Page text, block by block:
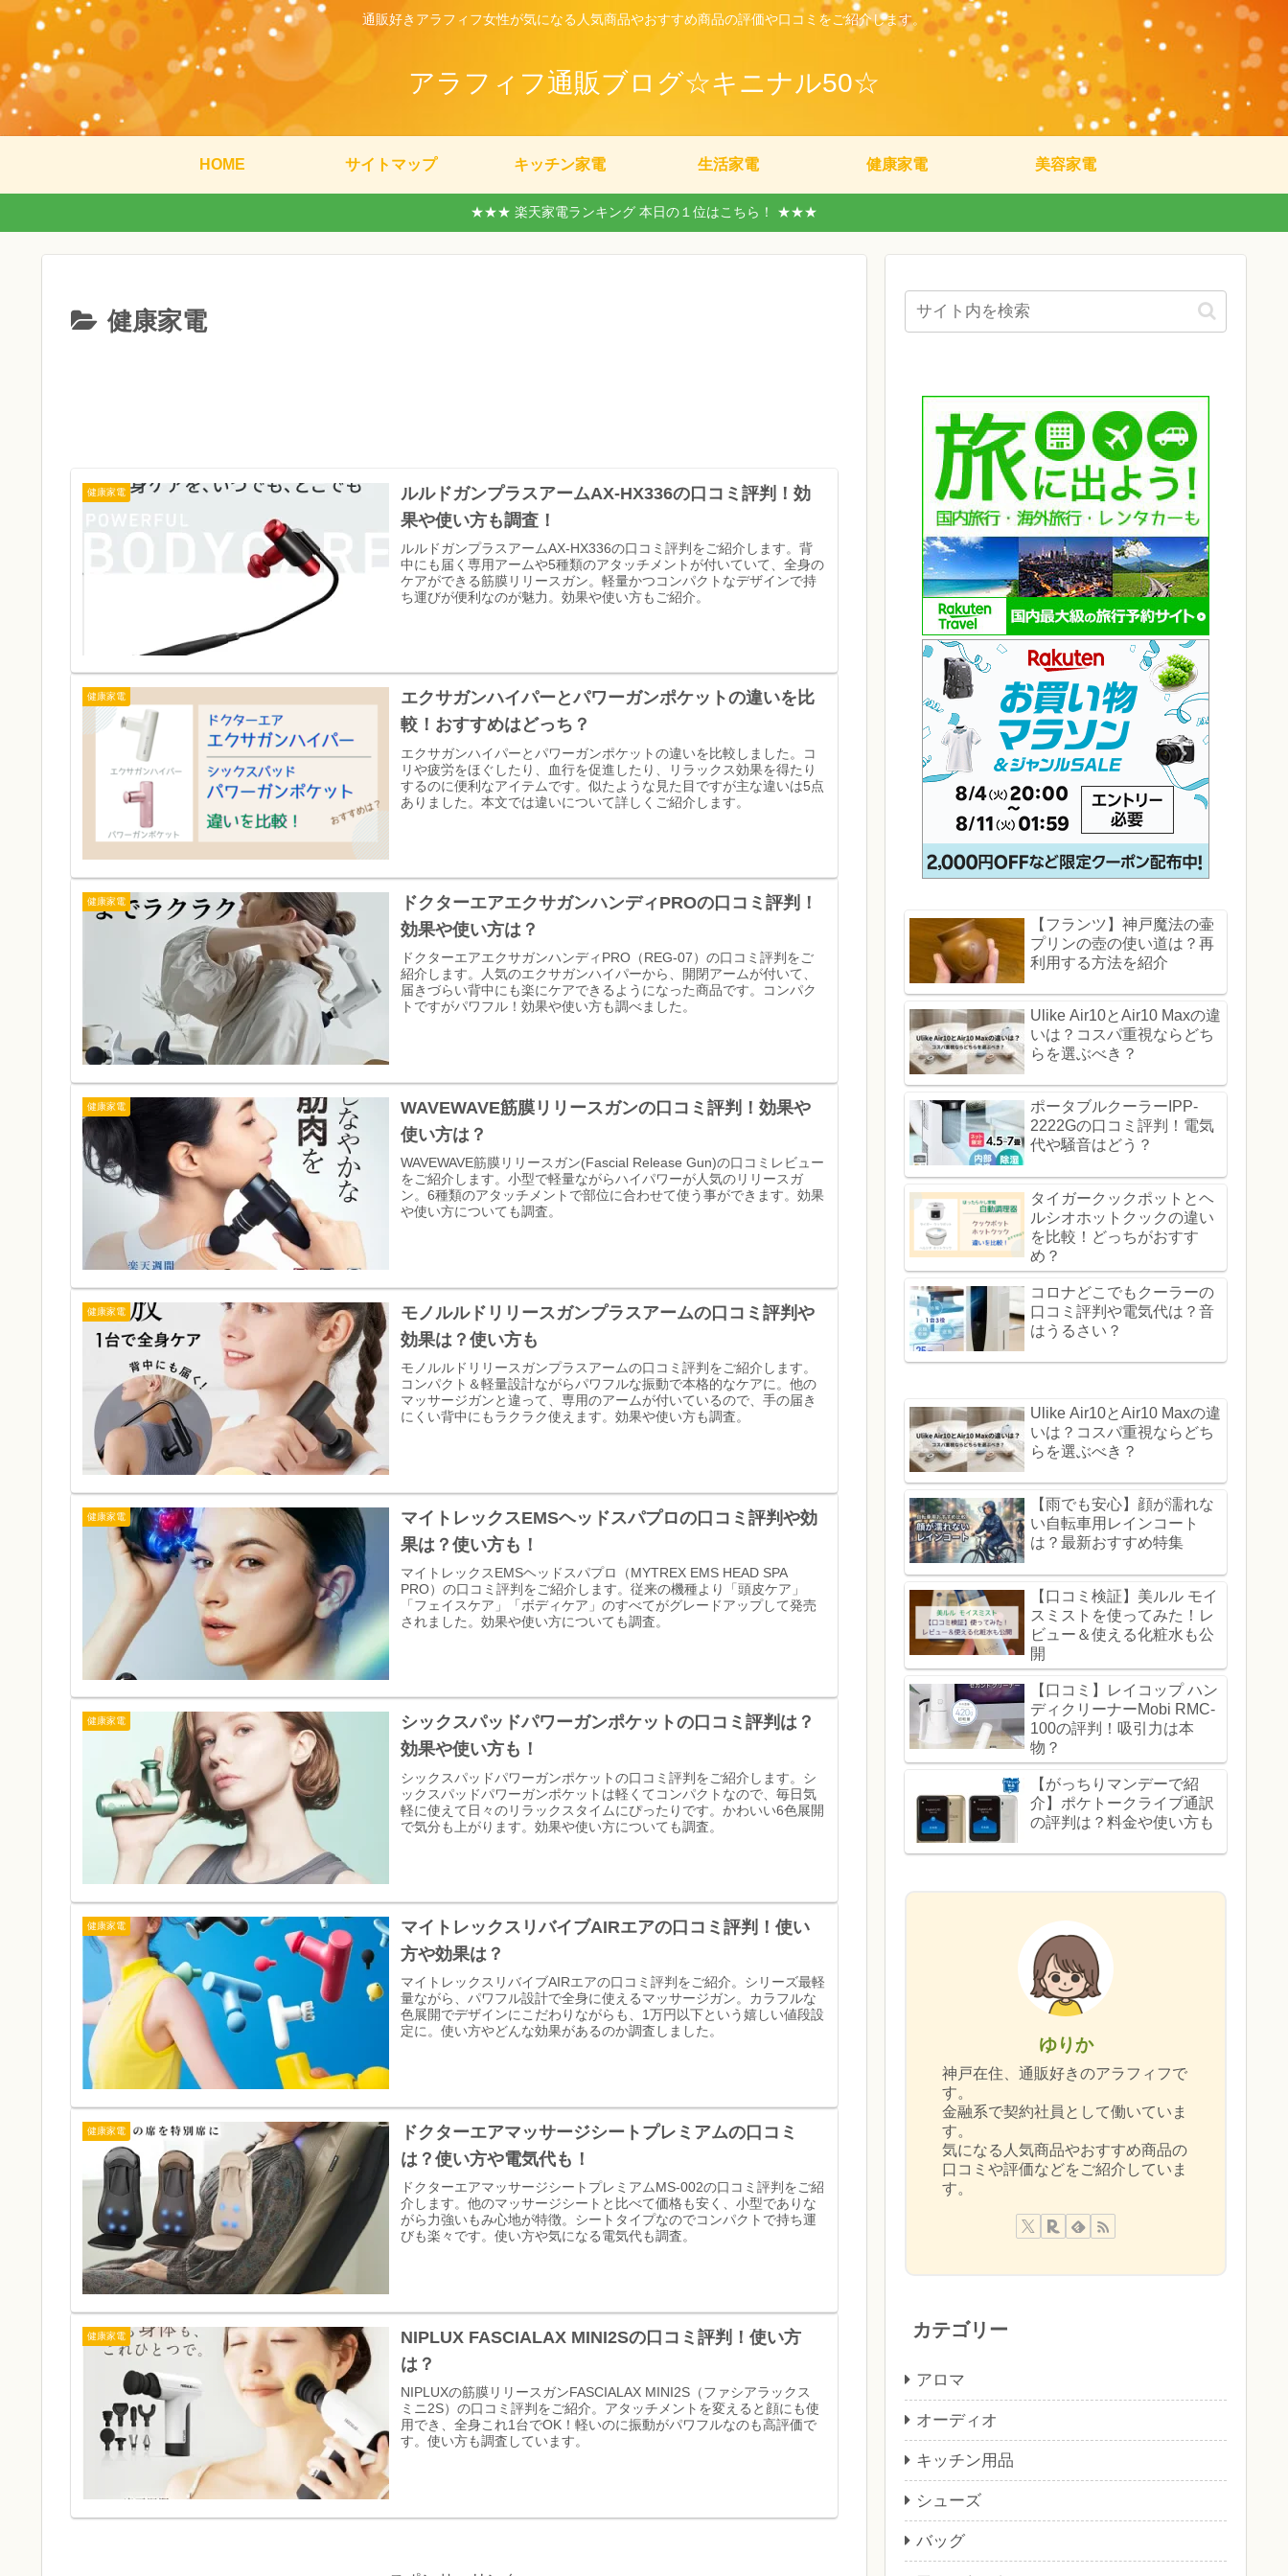
通販好きアラフィフ女性が気になる人気商品やおすすめ商品の評価や口コミをご紹介します。
アラフィフ通販ブログ☆キニナル50☆
HOME サイトマップ キッチン家電 生活家電 健康家電 美容家電
★★★ 楽天家電ランキング 本日の１位はこちら！ ★★★
健康家電
健康家電
ルルドガンプラスアームAX-HX336の口コミ評判！効
果や使い方も調査！
ルルドガンプラスアームAX-HX336の口コミ評判をご紹介します。背
中にも届く専用アームや5種類のアタッチメントが付いていて、全身の
ケアができる筋膜リリースガン。軽量かつコンパクトなデザインで持
ち運びが便利なのが魅力。効果や使い方もご紹介。
健康家電
エクサガンハイパーとパワーガンポケットの違いを比
較！おすすめはどっち？
エクサガンハイパーとパワーガンポケットの違いを比較しました。コ
リや疲労をほぐしたり、血行を促進したり、リラックス効果を得たり
するのに便利なアイテムです。似たような見た目ですが主な違いは5点
ありました。本文では違いについて詳しくご紹介します。
健康家電
ドクターエアエクサガンハンディPROの口コミ評判！
効果や使い方は？
ドクターエアエクサガンハンディPRO（REG-07）の口コミ評判をご
紹介します。人気のエクサガンハイパーから、開閉アームが付いて、
届きづらい背中にも楽にケアできるようになった商品です。コンパク
トですがパワフル！効果や使い方も調べました。
健康家電
WAVEWAVE筋膜リリースガンの口コミ評判！効果や
使い方は？
WAVEWAVE筋膜リリースガン(Fascial Release Gun)の口コミレビュー
をご紹介します。小型で軽量ながらハイパワーが人気のリリースガ
ン。6種類のアタッチメントで部位に合わせて使う事ができます。効果
や使い方についても調査。
健康家電
モノルルドリリースガンプラスアームの口コミ評判や
効果は？使い方も
モノルルドリリースガンプラスアームの口コミ評判をご紹介します。
コンパクト＆軽量設計ながらパワフルな振動で本格的なケアに。他の
マッサージガンと違って、専用のアームが付いているので、手の届き
にくい背中にもラクラク使えます。効果や使い方も調査。
健康家電
マイトレックスEMSヘッドスパプロの口コミ評判や効
果は？使い方も！
マイトレックスEMSヘッドスパプロ（MYTREX EMS HEAD SPA
PRO）の口コミ評判をご紹介します。従来の機種より「頭皮ケア」
「フェイスケア」「ボディケア」のすべてがグレードアップして発売
されました。効果や使い方についても調査。
健康家電
シックスパッドパワーガンポケットの口コミ評判は？
効果や使い方も！
シックスパッドパワーガンポケットの口コミ評判をご紹介します。シ
ックスパッドパワーガンポケットは軽くてコンパクトなので、毎日気
軽に使えて日々のリラックスタイムにぴったりです。かわいい6色展開
で気分も上がります。効果や使い方についても調査。
健康家電
マイトレックスリバイブAIRエアの口コミ評判！使い
方や効果は？
マイトレックスリバイブAIRエアの口コミ評判をご紹介。シリーズ最軽
量ながら、パワフル設計で全身に使えるマッサージガン。カラフルな
色展開でデザインにこだわりながらも、1万円以下という嬉しい値段設
定に。使い方やどんな効果があるのか調査しました。
健康家電
ドクターエアマッサージシートプレミアムの口コミ
は？使い方や電気代も！
ドクターエアマッサージシートプレミアムMS-002の口コミ評判をご紹
介します。他のマッサージシートと比べて価格も安く、小型でありな
がら力強いもみ心地が特徴。シートタイプなのでコンパクトで持ち運
びも楽々です。使い方や気になる電気代も調査。
健康家電
NIPLUX FASCIALAX MINI2Sの口コミ評判！使い方
は？
NIPLUXの筋膜リリースガンFASCIALAX MINI2S（ファシアラックス
ミニ2S）の口コミ評判をご紹介。アタッチメントを変えると顔にも使
用でき、全身これ1台でOK！軽いのに振動がパワフルなのも高評価で
す。使い方も調査しています。
【フランツ】神戸魔法の壷
プリンの壺の使い道は？再
利用する方法を紹介
Ulike Air10とAir10 Maxの違
いは？コスパ重視ならどち
らを選ぶべき？
ポータブルクーラーIPP-
2222Gの口コミ評判！電気
代や騒音はどう？
タイガークックポットとヘ
ルシオホットクックの違い
を比較！どっちがおすす
め？
コロナどこでもクーラーの
口コミ評判や電気代は？音
はうるさい？
Ulike Air10とAir10 Maxの違
いは？コスパ重視ならどち
らを選ぶべき？
【雨でも安心】顔が濡れな
い自転車用レインコート
は？最新おすすめ特集
【口コミ検証】美ルル モイ
スミストを使ってみた！レ
ビュー＆使える化粧水も公
開
【口コミ】レイコップ ハン
ディクリーナーMobi RMC-
100の評判！吸引力は本
物？
【がっちりマンデーで紹
介】ポケトークライブ通訳
の評判は？料金や使い方も
ゆりか
神戸在住、通販好きのアラフィフで
す。
金融系で契約社員として働いていま
す。
気になる人気商品やおすすめ商品の
口コミや評価などをご紹介していま
す。
カテゴリー
アロマ
オーディオ
キッチン用品
シューズ
バッグ